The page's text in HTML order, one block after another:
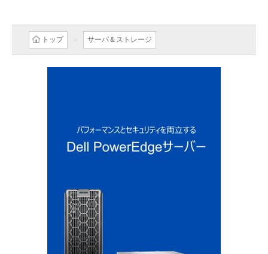
トップ サーバ＆ストレージ